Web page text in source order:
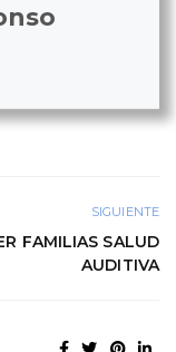
SIGUIENTE
FAMILIAS SALUD
AUDITIVA